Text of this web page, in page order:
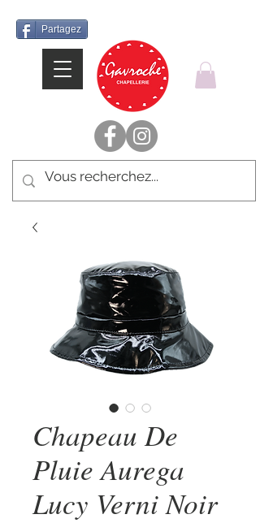
Partagez
Chapeau De
Pluie Aurega
Lucy Verni Noir